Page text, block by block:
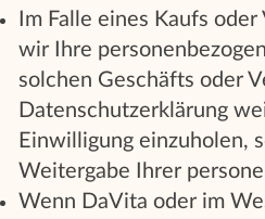
Im Falle eines Kaufs
wir Ihre
solchen Geschäfts oder
Datenschutzerklärung
Einwilligung einzuholen,
Weitergabe Ihrer
Wenn DaVita oder im